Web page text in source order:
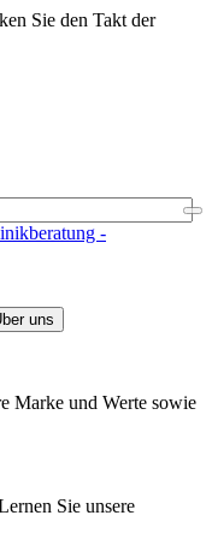
Sie den Takt der
uns
Marke und Werte sowie
Sie unsere